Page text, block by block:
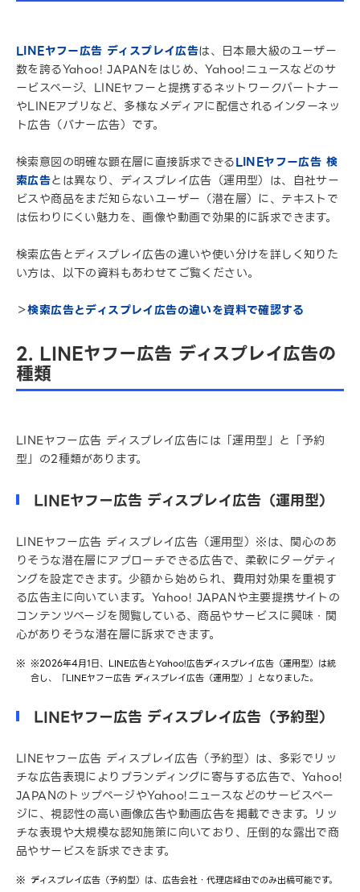
LINEヤフー広告 ディスプレイ広告は、日本最大級のユーザー
数を誇るYahoo! JAPANをはじめ、Yahoo!ニュースなどのサ
ービスページ、LINEヤフーと提携するネットワークパートナー
やLINEアプリなど、多様なメディアに配信されるインターネッ
ト広告（バナー広告）です。
検索意図の明確な顕在層に直接訴求できるLINEヤフー広告 検
索広告とは異なり、ディスプレイ広告（運用型）は、自社サー
ビスや商品をまだ知らないユーザー（潜在層）に、テキストで
は伝わりにくい魅力を、画像や動画で効果的に訴求できます。
検索広告とディスプレイ広告の違いや使い分けを詳しく知りた
い方は、以下の資料もあわせてご覧ください。
＞検索広告とディスプレイ広告の違いを資料で確認する
2. LINEヤフー広告 ディスプレイ広告の
種類
LINEヤフー広告 ディスプレイ広告には「運用型」と「予約
型」の2種類があります。
LINEヤフー広告 ディスプレイ広告（運用型）
LINEヤフー広告 ディスプレイ広告（運用型）※は、関心のあ
りそうな潜在層にアプローチできる広告で、柔軟にターゲティ
ングを設定できます。少額から始められ、費用対効果を重視す
る広告主に向いています。Yahoo! JAPANや主要提携サイトの
コンテンツページを閲覧している、商品やサービスに興味・関
心がありそうな潜在層に訴求できます。
※2026年4月1日、LINE広告とYahoo!広告ディスプレイ広告（運用型）は統
合し、「LINEヤフー広告 ディスプレイ広告（運用型）」となりました。
LINEヤフー広告 ディスプレイ広告（予約型）
LINEヤフー広告 ディスプレイ広告（予約型）は、多彩でリッ
チな広告表現によりブランディングに寄与する広告で、Yahoo!
JAPANのトップページやYahoo!ニュースなどのサービスペー
ジに、視認性の高い画像広告や動画広告を掲載できます。リッ
チな表現や大規模な認知施策に向いており、圧倒的な露出で商
品やサービスを訴求できます。
ディスプレイ広告（予約型）は、広告会社・代理店経由でのみ出稿可能です。